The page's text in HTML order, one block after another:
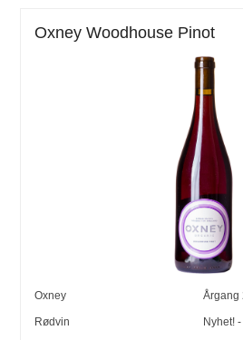
Oxney Woodhouse Pinot
Oxney Årgang
Rødvin Nyhet!